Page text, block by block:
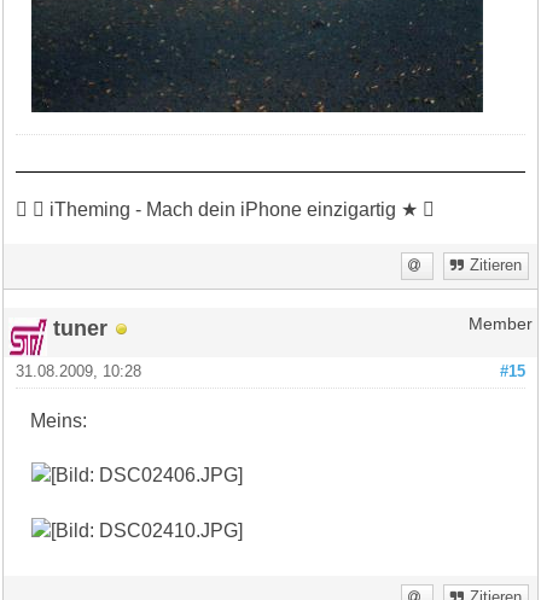
 ★ iTheming - Mach dein iPhone einzigartig ★ 
Zitieren
tuner Member
#15
31.08.2009, 10:28
Meins: